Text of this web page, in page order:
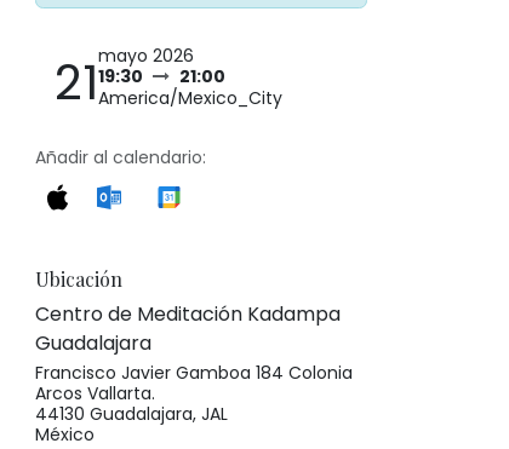
21mayo 2026
19:30
21:00
America/Mexico_City
Añadir al calendario:
Ubicación
Centro de Meditación Kadampa
Guadalajara
Francisco Javier Gamboa 184 Colonia
Arcos Vallarta.
44130 Guadalajara, JAL
México